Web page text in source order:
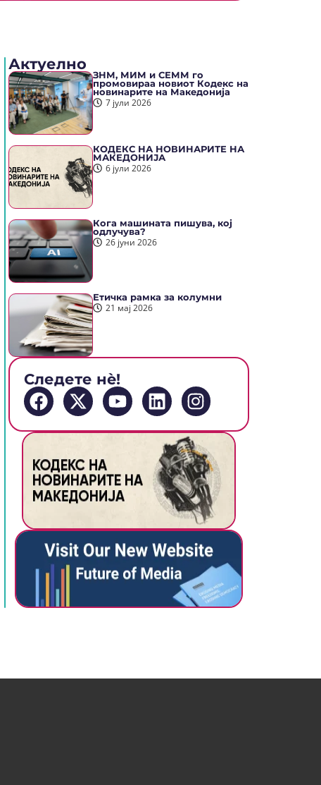
Актуелно
ЗНМ, МИМ и СЕММ го
промовираа новиот Кодекс на
новинарите на Македонија
7 јули 2026
КОДЕКС НА НОВИНАРИТЕ НА
МАКЕДОНИЈА
6 јули 2026
Кога машината пишува, кој
одлучува?
26 јуни 2026
Етичка рамка за колумни
21 мај 2026
Следете нè!